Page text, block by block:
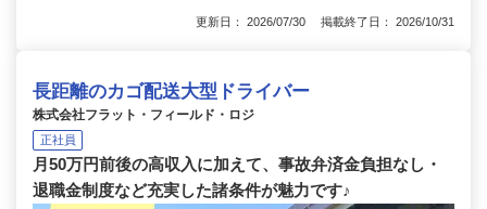
更新日： 2026/07/30 掲載終了日： 2026/10/31
長距離のカゴ配送大型ドライバー
株式会社フラット・フィールド・ロジ
正社員
月50万円前後の高収入に加えて、事故弁済金負担なし・
退職金制度など充実した諸条件が魅力です♪